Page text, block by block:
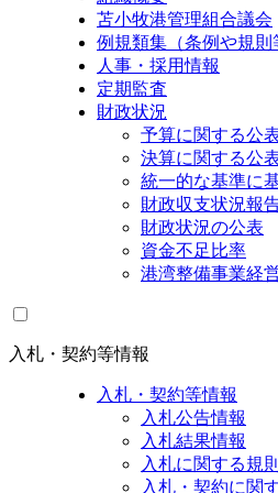
苫小牧港管理組合議会
例規類集（条例や規則
人事・採用情報
定期監査
財政状況
予算に関する公
決算に関する公
統一的な基準に
財政収支状況報
財政状況の公表
資金不足比率
港湾整備事業経
入札・契約等情報
入札・契約等情報
入札公告情報
入札結果情報
入札に関する規
入札・契約に関